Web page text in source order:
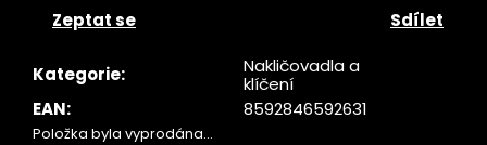
Kategorie:
Nakličovadla a
klíčení
EAN: 8592846592631
Položka byla vyprodána…
Zeptat se Sdílet